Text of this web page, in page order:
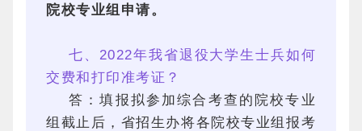
院校专业组申请。
七、2022年我省退役大学生士兵如何
交费和打印准考证？
答：填报拟参加综合考查的院校专业
组截止后，省招生办将各院校专业组报考